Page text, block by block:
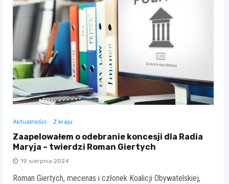
Aktualności Z kraju
Zaapelowałem o odebranie koncesji dla Radia
Maryja – twierdzi Roman Giertych
19 sierpnia 2024
Roman Giertych, mecenas i członek Koalicji Obywatelskiej,